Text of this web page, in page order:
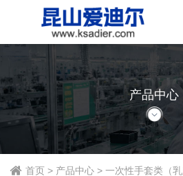
产品中心
首页 > 产品中心 >一次性手套类（乳